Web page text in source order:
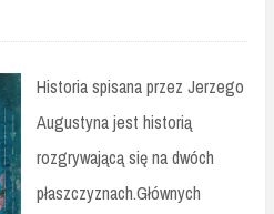
Historia spisana przez Jerzego
Augustyna jest historią
rozgrywającą się na dwóch
płaszczyznach.Głównych